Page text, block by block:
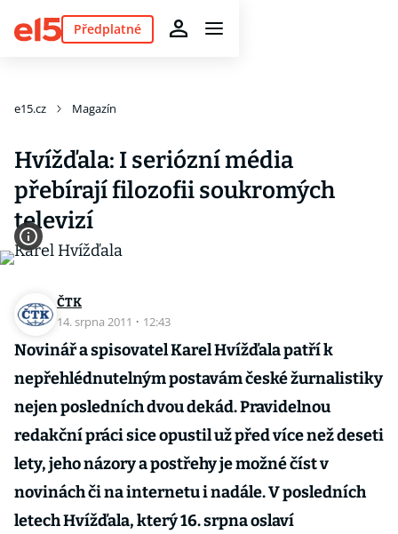
Předplatné
e15.cz Magazín
Hvížďala: I seriózní média
přebírají filozofii soukromých
televizí
ČTK
14. srpna 2011 · 12:43
Novinář a spisovatel Karel Hvížďala patří k
nepřehlédnutelným postavám české žurnalistiky
nejen posledních dvou dekád. Pravidelnou
redakční práci sice opustil už před více než deseti
lety, jeho názory a postřehy je možné číst v
novinách či na internetu i nadále. V posledních
letech Hvížďala, který 16. srpna oslaví